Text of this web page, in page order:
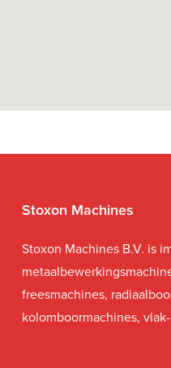
Stoxon Machines
Stoxon Machines B.V. is
freesmachines,
kolomboormachines,